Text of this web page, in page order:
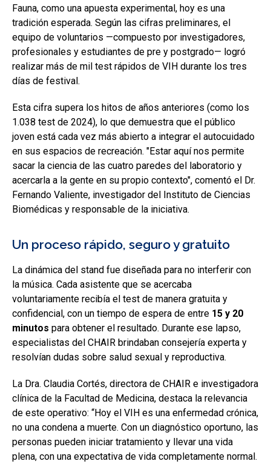
Fauna, como una apuesta experimental, hoy es una
tradición esperada. Según las cifras preliminares, el
equipo de voluntarios —compuesto por investigadores,
profesionales y estudiantes de pre y postgrado— logró
realizar más de mil test rápidos de VIH durante los tres
días de festival.
Esta cifra supera los hitos de años anteriores (como los
1.038 test de 2024), lo que demuestra que el público
joven está cada vez más abierto a integrar el autocuidado
en sus espacios de recreación. "Estar aquí nos permite
sacar la ciencia de las cuatro paredes del laboratorio y
acercarla a la gente en su propio contexto", comentó el Dr.
Fernando Valiente, investigador del Instituto de Ciencias
Biomédicas y responsable de la iniciativa.
Un proceso rápido, seguro y gratuito
La dinámica del stand fue diseñada para no interferir con
la música. Cada asistente que se acercaba
voluntariamente recibía el test de manera gratuita y
confidencial, con un tiempo de espera de entre 15 y 20
minutos para obtener el resultado. Durante ese lapso,
especialistas del CHAIR brindaban consejería experta y
resolvían dudas sobre salud sexual y reproductiva.
La Dra. Claudia Cortés, directora de CHAIR e investigadora
clínica de la Facultad de Medicina, destaca la relevancia
de este operativo: “Hoy el VIH es una enfermedad crónica,
no una condena a muerte. Con un diagnóstico oportuno, las
personas pueden iniciar tratamiento y llevar una vida
plena, con una expectativa de vida completamente normal.